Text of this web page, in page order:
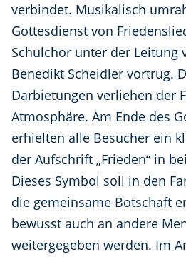
verbindet. Musikalisch
Gottesdienst von
Schulchor unter der Leitung
Benedikt Scheidler vortrug.
Darbietungen verliehen der
Atmosphäre. Am Ende des
erhielten alle Besucher ein
der Aufschrift „Frieden“ in
Dieses Symbol soll in den
die gemeinsame Botschaft
bewusst auch an andere
weitergegeben werden. Im